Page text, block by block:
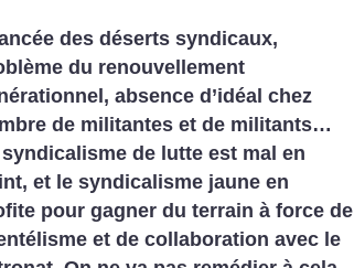
des déserts syndicaux,
du renouvellement
absence d’idéal chez
de militantes et de militants…
syndicalisme de lutte est mal en
et le syndicalisme jaune en
pour gagner du terrain à force de
et de collaboration avec le